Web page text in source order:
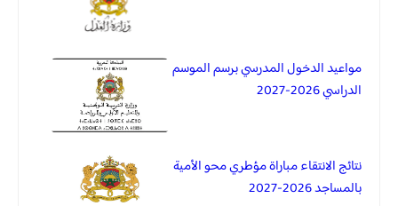
مواعيد الدخول المدرسي برسم الموسم
الدراسي 2026-2027
نتائج الانتقاء مباراة مؤطري محو الأمية
بالمساجد 2026-2027